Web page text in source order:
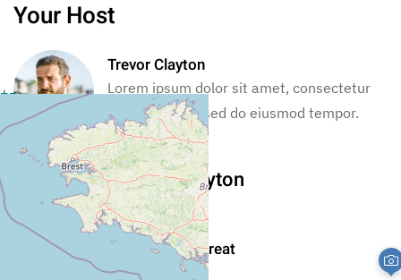
+−
Leaflet
OpenStreetMap
Your Host
Trevor Clayton
Lorem ipsum dolor sit amet, consectetur
adipiscing elit, sed do eiusmod tempor.
More From Trevor Clayton
COTSWOLDS
Millhouse Retreat